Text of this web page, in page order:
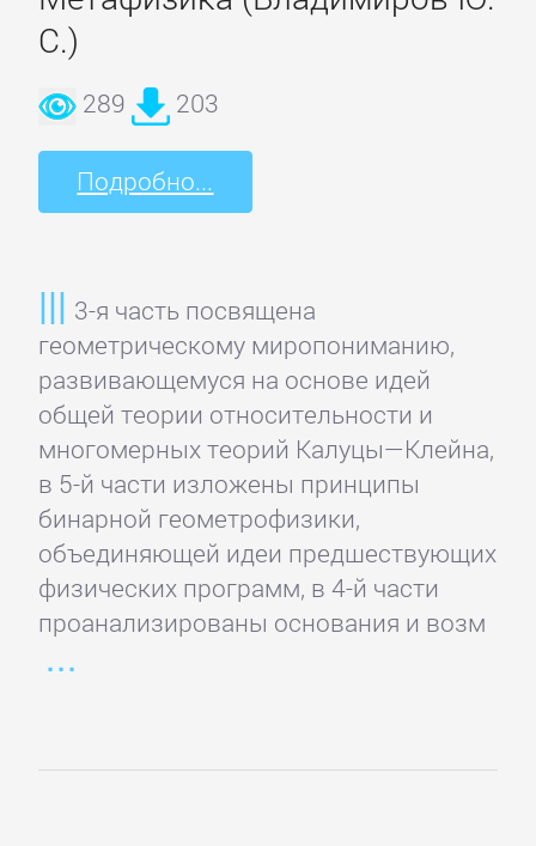
С.)
289 203
Подробно...
3-я часть посвящена
геометрическому миропониманию,
развивающемуся на основе идей
общей теории относительности и
многомерных теорий Калуцы—Клейна,
в 5-й части изложены принципы
бинарной геометрофизики,
объединяющей идеи предшествующих
физических программ, в 4-й части
проанализированы основания и возм
Спорт,
фитнес
Хобби,
Ремесла
Секс
ЗАРУБЕЖНОЕ
Зарубежная
драматургия
Зарубежная
классика